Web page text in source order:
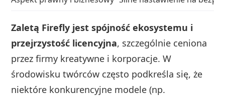
Zaletą Firefly jest spójność ekosystemu i
przejrzystość licencyjna, szczególnie ceniona
przez firmy kreatywne i korporacje. W
środowisku twórców często podkreśla się, że
niektóre konkurencyjne modele (np.